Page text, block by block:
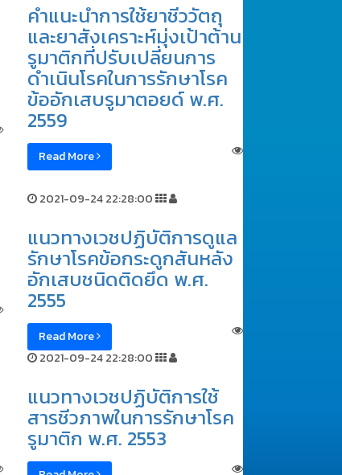
คำแนะนำการใช้ยาชีววัตถุ
และยาสังเคราะห์มุ่งเป้าต้าน
รูมาติกที่ปรับเปลี่ยนการ
ดำเนินโรคในการรักษาโรค
ข้ออักเสบรูมาตอยด์ พ.ศ.
2559
Read More
2021-09-24 22:28:00
แนวทางเวชปฏิบัติการดูแล
รักษาโรคข้อกระดูกสันหลัง
อักเสบชนิดติดยึด พ.ศ.
2555
Read More
2021-09-24 22:28:00
แนวทางเวชปฏิบัติการใช้
สารชีวภาพในการรักษาโรค
รูมาติก พ.ศ. 2553